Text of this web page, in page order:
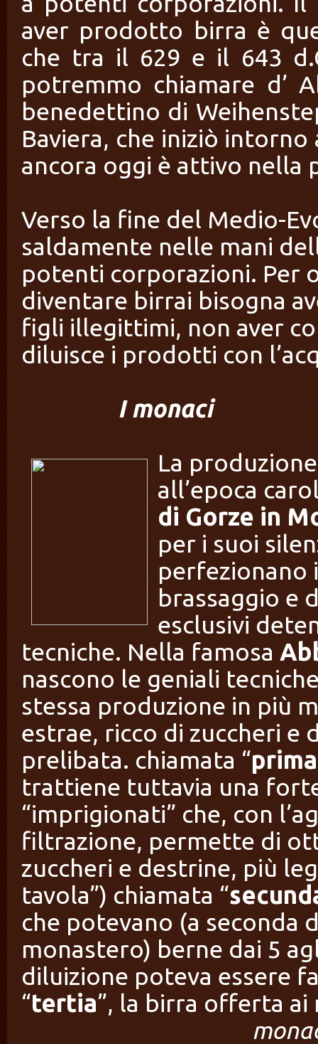
aver prodotto birra è
che tra il 629 e il 643
potremmo chiamare d’
benedettino di
Baviera, che iniziò
ancora oggi è attivo nella
Verso la fine del Medio-
saldamente nelle mani
potenti corporazioni. Per
diventare birrai bisogna
figli illegittimi, non aver
diluisce i prodotti con
I monaci
La
all’epoca
di Gorze in
per i suoi
perfezionano
brassaggio e
esclusivi
tecniche. Nella famosa
nascono le geniali
stessa produzione in più
estrae, ricco di zuccheri e
prelibata. chiamata “
trattiene tuttavia una
“imprigionati” che, con
filtrazione, permette di
zuccheri e destrine, più
tavola”) chiamata “
che potevano (a seconda
monastero) berne dai 5
diluizione poteva essere
“tertia”, la birra offerta ai